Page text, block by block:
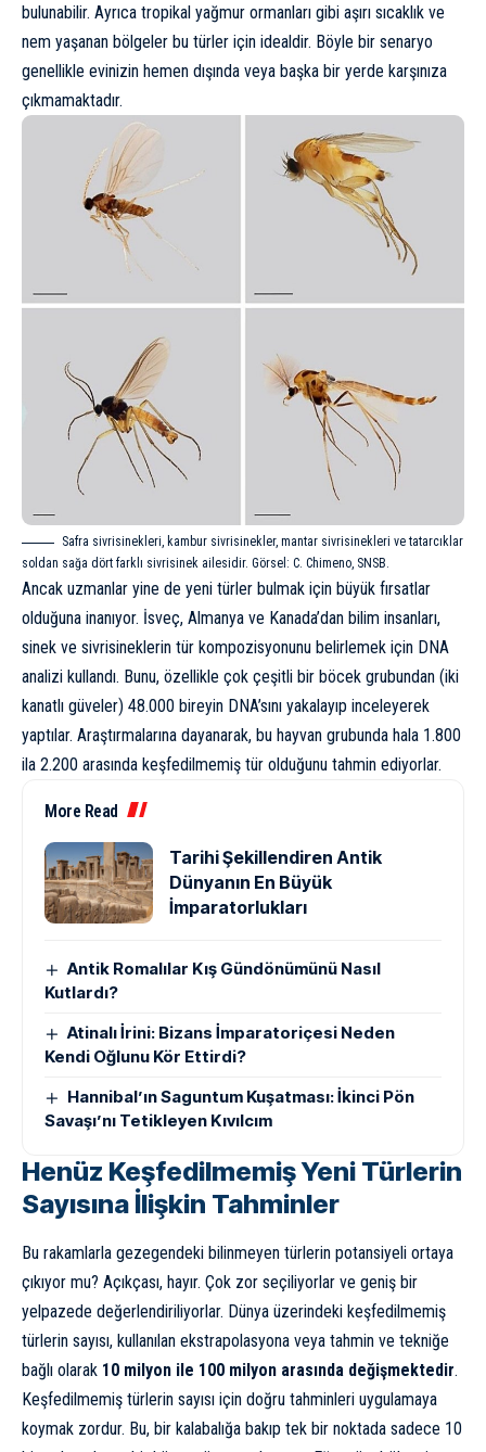
bulunabilir. Ayrıca tropikal yağmur ormanları gibi aşırı sıcaklık ve
nem yaşanan bölgeler bu türler için idealdir. Böyle bir senaryo
genellikle evinizin hemen dışında veya başka bir yerde karşınıza
çıkmamaktadır.
Safra sivrisinekleri, kambur sivrisinekler, mantar sivrisinekleri ve tatarcıklar
soldan sağa dört farklı sivrisinek ailesidir. Görsel: C. Chimeno, SNSB.
Ancak uzmanlar yine de yeni türler bulmak için büyük fırsatlar
olduğuna inanıyor. İsveç, Almanya ve Kanada’dan bilim insanları,
sinek ve sivrisineklerin tür kompozisyonunu belirlemek için DNA
analizi kullandı. Bunu, özellikle çok çeşitli bir böcek grubundan (iki
kanatlı güveler) 48.000 bireyin DNA’sını yakalayıp inceleyerek
yaptılar. Araştırmalarına dayanarak, bu hayvan grubunda hala 1.800
ila 2.200 arasında keşfedilmemiş tür olduğunu tahmin ediyorlar.
More Read
Tarihi Şekillendiren Antik
Dünyanın En Büyük
İmparatorlukları
Antik Romalılar Kış Gündönümünü Nasıl
Kutlardı?
Atinalı İrini: Bizans İmparatoriçesi Neden
Kendi Oğlunu Kör Ettirdi?
Hannibal’ın Saguntum Kuşatması: İkinci Pön
Savaşı’nı Tetikleyen Kıvılcım
Henüz Keşfedilmemiş Yeni Türlerin
Sayısına İlişkin Tahminler
Bu rakamlarla gezegendeki bilinmeyen türlerin potansiyeli ortaya
çıkıyor mu? Açıkçası, hayır. Çok zor seçiliyorlar ve geniş bir
yelpazede değerlendiriliyorlar. Dünya üzerindeki keşfedilmemiş
türlerin sayısı, kullanılan ekstrapolasyona veya tahmin ve tekniğe
bağlı olarak 10 milyon ile 100 milyon arasında değişmektedir.
Keşfedilmemiş türlerin sayısı için doğru tahminleri uygulamaya
koymak zordur. Bu, bir kalabalığa bakıp tek bir noktada sadece 10